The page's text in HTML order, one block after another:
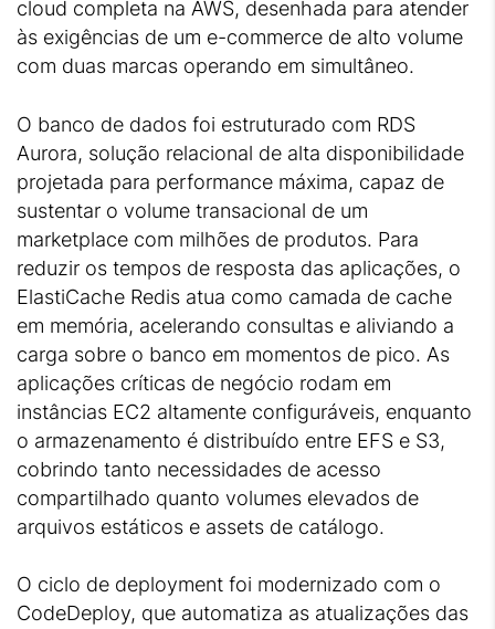
cloud completa na AWS, desenhada para atender
às exigências de um e-commerce de alto volume
com duas marcas operando em simultâneo.
O banco de dados foi estruturado com RDS
Aurora, solução relacional de alta disponibilidade
projetada para performance máxima, capaz de
sustentar o volume transacional de um
marketplace com milhões de produtos. Para
reduzir os tempos de resposta das aplicações, o
ElastiCache Redis atua como camada de cache
em memória, acelerando consultas e aliviando a
carga sobre o banco em momentos de pico. As
aplicações críticas de negócio rodam em
instâncias EC2 altamente configuráveis, enquanto
o armazenamento é distribuído entre EFS e S3,
cobrindo tanto necessidades de acesso
compartilhado quanto volumes elevados de
arquivos estáticos e assets de catálogo.
O ciclo de deployment foi modernizado com o
CodeDeploy, que automatiza as atualizações das